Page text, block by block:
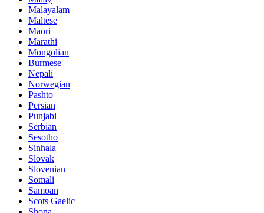
Malayalam
Maltese
Maori
Marathi
Mongolian
Burmese
Nepali
Norwegian
Pashto
Persian
Punjabi
Serbian
Sesotho
Sinhala
Slovak
Slovenian
Somali
Samoan
Scots Gaelic